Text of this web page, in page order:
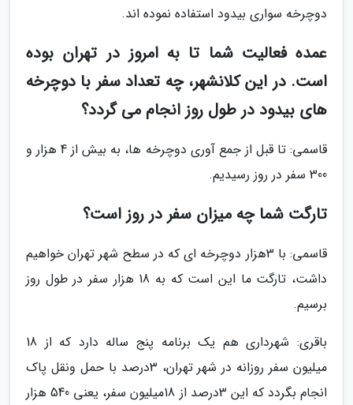
دوچرخه سواری بیدود استفاده نموده اند.
عمده فعالیت شما تا به امروز در تهران بوده
است. در این کلانشهر، چه تعداد سفر با دوچرخه
های بیدود در طول روز انجام می گردد؟
قاسمی: تا قبل از جمع آوری دوچرخه ها، به بیش از 4 هزار و
300 سفر در روز رسیدیم.
تارگت شما چه میزان سفر در روز است؟
قاسمی: با 3هزار دوچرخه ای که در سطح شهر تهران خواهیم
داشت، تارگت ما این است که به 18 هزار سفر در طول روز
برسیم.
باقری: شهرداری هم یک برنامه پنج ساله دارد که از 18
میلیون سفر روزانه در شهر تهران، 3درصد با حمل ونقل پاک
انجام بگردد که این 3درصد از 18میلیون سفر، یعنی 540 هزار